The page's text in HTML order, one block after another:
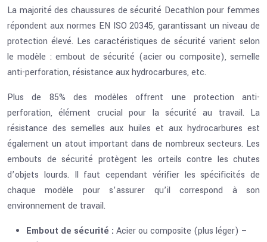
La majorité des chaussures de sécurité Decathlon pour femmes
répondent aux normes EN ISO 20345, garantissant un niveau de
protection élevé. Les caractéristiques de sécurité varient selon
le modèle : embout de sécurité (acier ou composite), semelle
anti-perforation, résistance aux hydrocarbures, etc.
Plus de 85% des modèles offrent une protection anti-
perforation, élément crucial pour la sécurité au travail. La
résistance des semelles aux huiles et aux hydrocarbures est
également un atout important dans de nombreux secteurs. Les
embouts de sécurité protègent les orteils contre les chutes
d’objets lourds. Il faut cependant vérifier les spécificités de
chaque modèle pour s’assurer qu’il correspond à son
environnement de travail.
Embout de sécurité : Acier ou composite (plus léger) –